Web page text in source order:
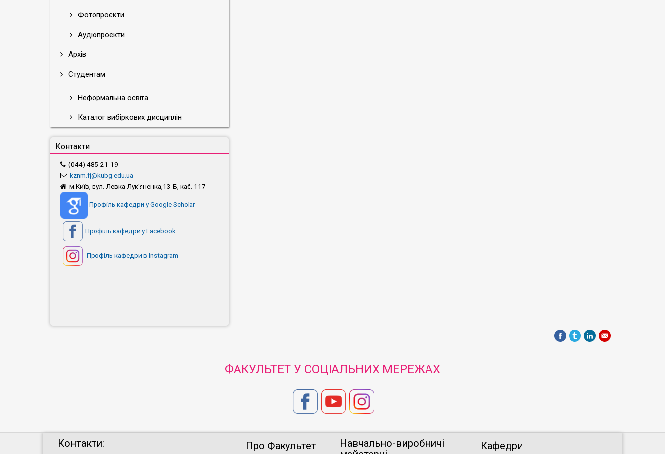
Фотопроєкти
Аудіопроєкти
Архів
Студентам
Неформальна освіта
Каталог вибіркових дисциплін
Контакти
(044) 485-21-19
kznm.fj@kubg.edu.ua
м.Київ, вул. Левка Лук'яненка,13-Б, каб. 117
Профіль кафедри у Google Scholar
Профіль кафедри у Facebook
Профіль кафедри в Instagram
ФАКУЛЬТЕТ У СОЦІАЛЬНИХ МЕРЕЖАХ
Контакти: Про Факультет
Навчально-виробничі
Кафедри